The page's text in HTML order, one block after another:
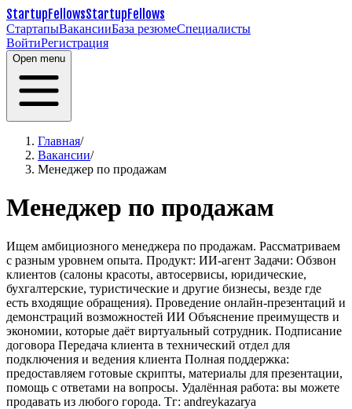
StartupFellowsStartupFellows
СтартапыВакансииБаза резюмеСпециалисты
ВойтиРегистрация
Open menu
Главная/
Вакансии/
Менеджер по продажам
Менеджер по продажам
Ищем амбициозного менеджера по продажам. Рассматриваем
с разным уровнем опыта. Продукт: ИИ-агент Задачи: Обзвон
клиентов (салоны красоты, автосервисы, юридические,
бухгалтерские, туристические и другие бизнесы, везде где
есть входящие обращения). Проведение онлайн-презентаций и
демонстраций возможностей ИИ Объяснение преимуществ и
экономии, которые даёт виртуальный сотрудник. Подписание
договора Передача клиента в технический отдел для
подключения и ведения клиента Полная поддержка:
предоставляем готовые скрипты, материалы для презентации,
помощь с ответами на вопросы. Удалённая работа: вы можете
продавать из любого города. Тг: andreykazarya